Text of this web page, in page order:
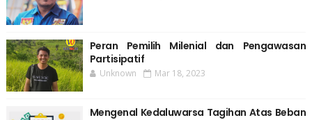
Peran Pemilih Milenial dan Pengawasan
Partisipatif
Unknown Mar 18, 2023
Mengenal Kedaluwarsa Tagihan Atas Beban